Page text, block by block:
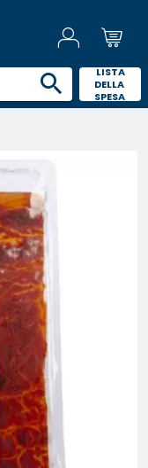
LISTA
DELLA
SPESA